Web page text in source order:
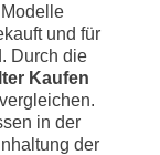
und für
Durch die
Kaufen
in der
der